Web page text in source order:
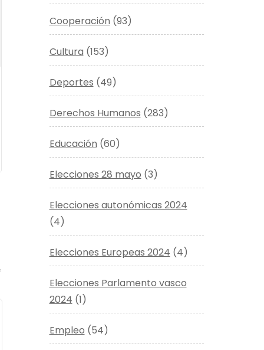
Cooperación (93)
Cultura (153)
Deportes (49)
Derechos Humanos (283)
Educación (60)
Elecciones 28 mayo (3)
Elecciones autonómicas 2024
(4)
Elecciones Europeas 2024 (4)
Elecciones Parlamento vasco
2024 (1)
Empleo (54)